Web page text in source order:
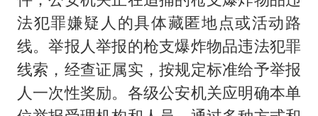
法犯罪嫌疑人的具体藏匿地点或活动路
线。举报人举报的枪支爆炸物品违法犯罪
线索，经查证属实，按规定标准给予举报
人一次性奖励。各级公安机关应明确本单